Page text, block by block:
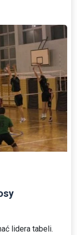
lidera tabeli.